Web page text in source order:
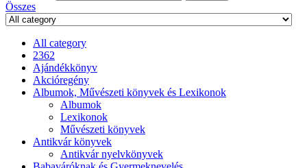
Összes
All category
2362
Ajándékkönyv
Akcióregény
Albumok, Művészeti könyvek és Lexikonok
Albumok
Lexikonok
Művészeti könyvek
Antikvár könyvek
Antikvár nyelvkönyvek